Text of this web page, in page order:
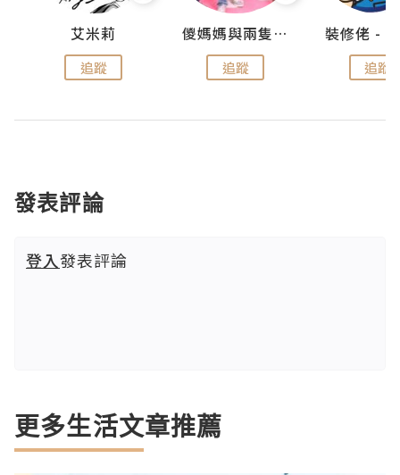
艾米莉
追蹤
儍媽媽與兩隻小魔怪之家
追蹤 追蹤
發表評論
登入發表評論
更多生活文章推薦